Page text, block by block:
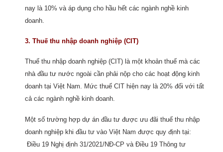
nay là 10% và áp dụng cho hầu hết các ngành nghề kinh
doanh.
3. Thuế thu nhập doanh nghiệp (CIT)
Thuế thu nhập doanh nghiệp (CIT) là một khoản thuế mà các
nhà đầu tư nước ngoài cần phải nộp cho các hoạt động kinh
doanh tại Việt Nam. Mức thuế CIT hiện nay là 20% đối với tất
cả các ngành nghề kinh doanh.
Một số trường hợp dự án đầu tư được ưu đãi thuế thu nhập
doanh nghiệp khi đầu tư vào Việt Nam được quy định tại:
Điều 19 Nghị định 31/2021/NĐ-CP và Điều 19 Thông tư